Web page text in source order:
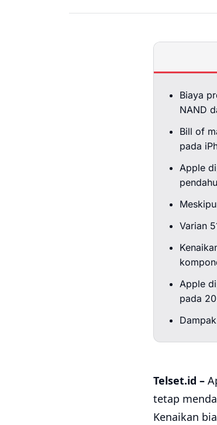
Biaya
NAND
Bill of
pada
Apple
Varian
Apple
pada
Telset.id –
tetap
Kenaikan